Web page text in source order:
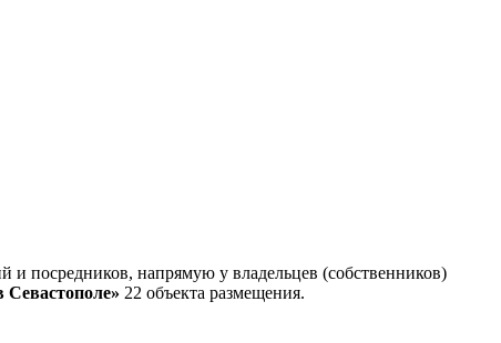
посредников, напрямую у владельцев (собственников)
22 объекта размещения.